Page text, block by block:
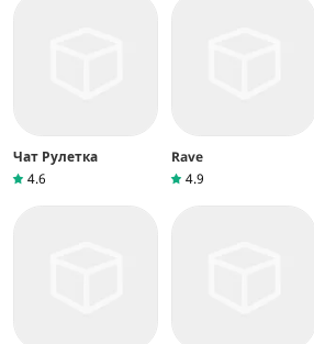
Чат Рулетка
4.6
Rave
4.9